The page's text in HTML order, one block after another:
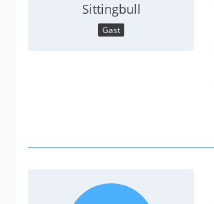
Sittingbull
Gast